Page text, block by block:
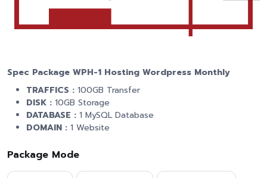
Spec Package WPH-1 Hosting Wordpress Monthly
TRAFFICS : 100GB Transfer
DISK : 10GB Storage
DATABASE : 1 MySQL Database
DOMAIN : 1 Website
Package Mode